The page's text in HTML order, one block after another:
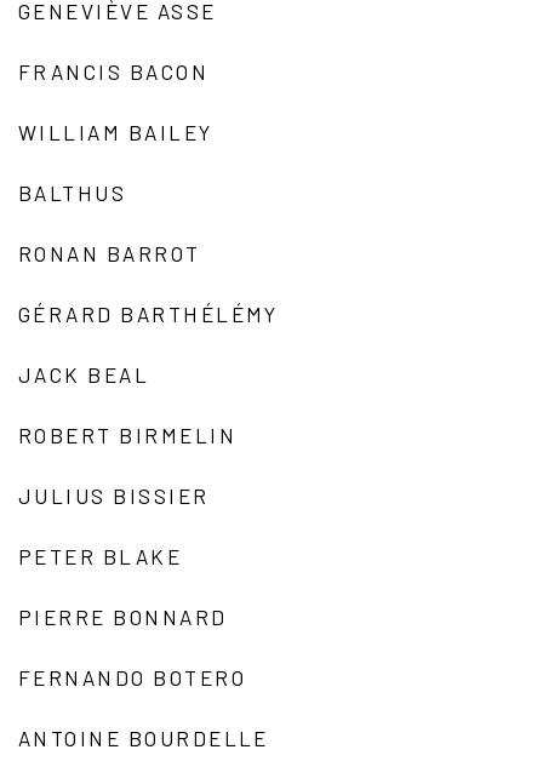
GENEVIÈVE ASSE
FRANCIS BACON
WILLIAM BAILEY
BALTHUS
RONAN BARROT
GÉRARD BARTHÉLÉMY
JACK BEAL
ROBERT BIRMELIN
JULIUS BISSIER
PETER BLAKE
PIERRE BONNARD
FERNANDO BOTERO
ANTOINE BOURDELLE